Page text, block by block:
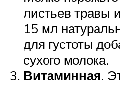
листьев травы
15 мл
для густоты
сухого молока.
Витаминная.